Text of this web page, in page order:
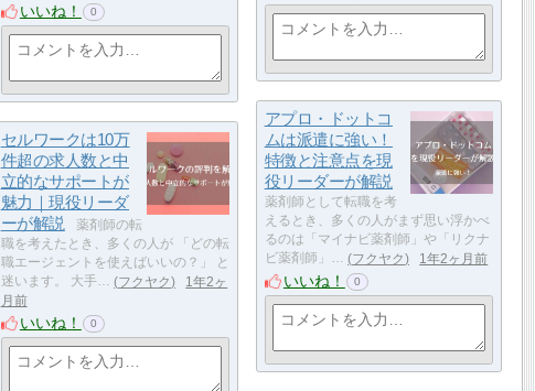
いいね！ 0
アプロ・ドットコ
ムは派遣に強い！
特徴と注意点を現
役リーダーが解説
薬剤師として転職を考
えるとき、多くの人がまず思い浮かべ
るのは「マイナビ薬剤師」や「リクナ
ビ薬剤師」…
フクヤク 1年2ヶ月前
いいね！ 0
セルワークは10万
件超の求人数と中
立的なサポートが
魅力｜現役リーダ
ーが解説
薬剤師の転
職を考えたとき、多くの人が 「どの転
職エージェントを使えばいいの？」 と
迷います。 大手…
フクヤク
1年2ヶ
月前
いいね！ 0